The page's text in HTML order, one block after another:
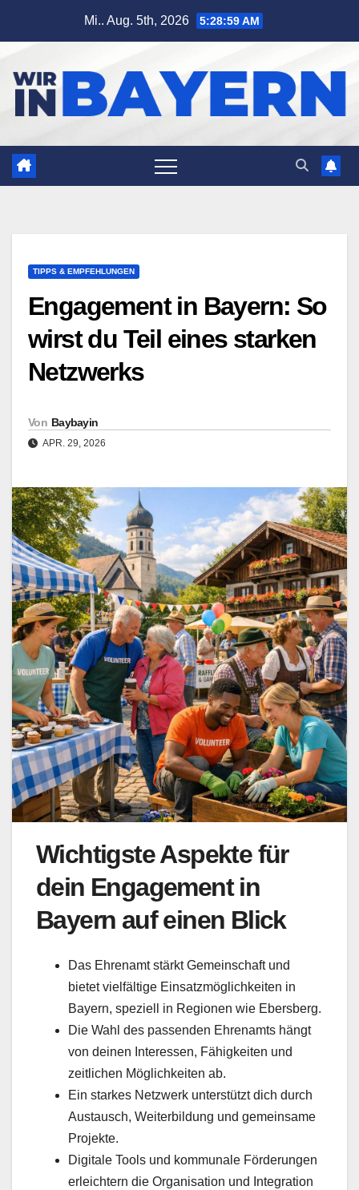
Mi.. Aug. 5th, 2026 5:29:00 AM
TIPPS & EMPFEHLUNGEN
Engagement in Bayern: So
wirst du Teil eines starken
Netzwerks
Von Baybayin
APR. 29, 2026
Wichtigste Aspekte für
dein Engagement in
Bayern auf einen Blick
Das Ehrenamt stärkt Gemeinschaft und
bietet vielfältige Einsatzmöglichkeiten in
Bayern, speziell in Regionen wie Ebersberg.
Die Wahl des passenden Ehrenamts hängt
von deinen Interessen, Fähigkeiten und
zeitlichen Möglichkeiten ab.
Ein starkes Netzwerk unterstützt dich durch
Austausch, Weiterbildung und gemeinsame
Projekte.
Digitale Tools und kommunale Förderungen
erleichtern die Organisation und Integration